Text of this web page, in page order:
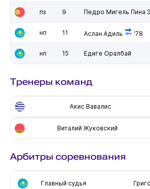
пз 9 Педро Мигель Пина
нп 11 Аслан Адиль '78
нп 15 Едиге Оралбай
Тренеры команд
Акис Вавалис
Виталий Жуковский
Арбитры соревнования
Главный судья